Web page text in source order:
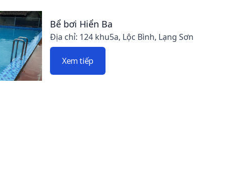
Bể bơi Hiển Ba
Địa chỉ: 124 khu5a, Lộc Bình, Lạng Sơn
Xem tiếp